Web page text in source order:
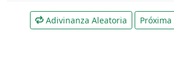
Adivinanza Aleatoria